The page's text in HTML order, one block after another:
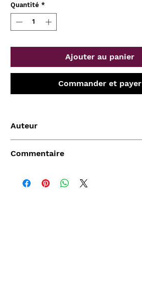
Quantité *
Ajouter au panier
Commander et payer
Auteur
Commentaire